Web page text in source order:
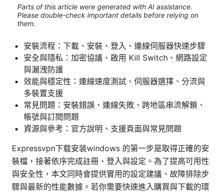
Parts of this article were generated with AI assistance.
Please double-check important details before relying on
them.
安裝流程：下載、安裝、登入、連線伺服器快速步驟
安全與隱私：加密協議、啟用 Kill Switch、網路設定
與漏洩防護
效能與穩定性：連線速度測試、伺服器選擇、分流與
多裝置支援
常見問題：安裝錯誤、連線失敗、跨地區串流解鎖、
帳號與訂閱問題
資源與參考：官方說明、支援頁面與常見問題
Expressvpn下载安装windows 的第一步是取得正確的安
裝檔，接著依序完成註冊、登入與設定。為了提高可用性
與安全性，本文同時會提供實用的設定建議、故障排除步
驟與最新的性能數據。若你需要快速進入購買與下載的環